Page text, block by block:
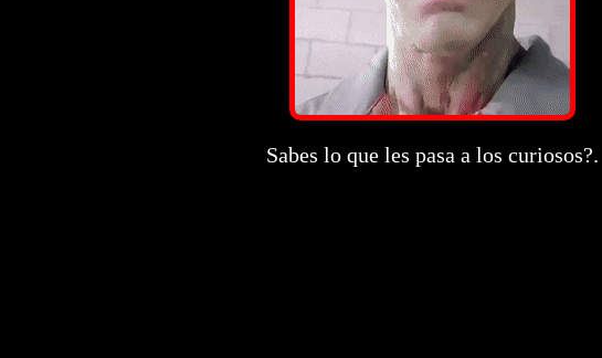
Sabes lo que les pasa a los curiosos?.